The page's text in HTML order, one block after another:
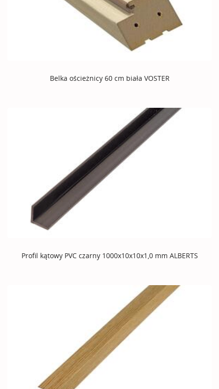
Belka ościeżnicy 60 cm biała VOSTER
Profil kątowy PVC czarny 1000x10x10x1,0 mm ALBERTS